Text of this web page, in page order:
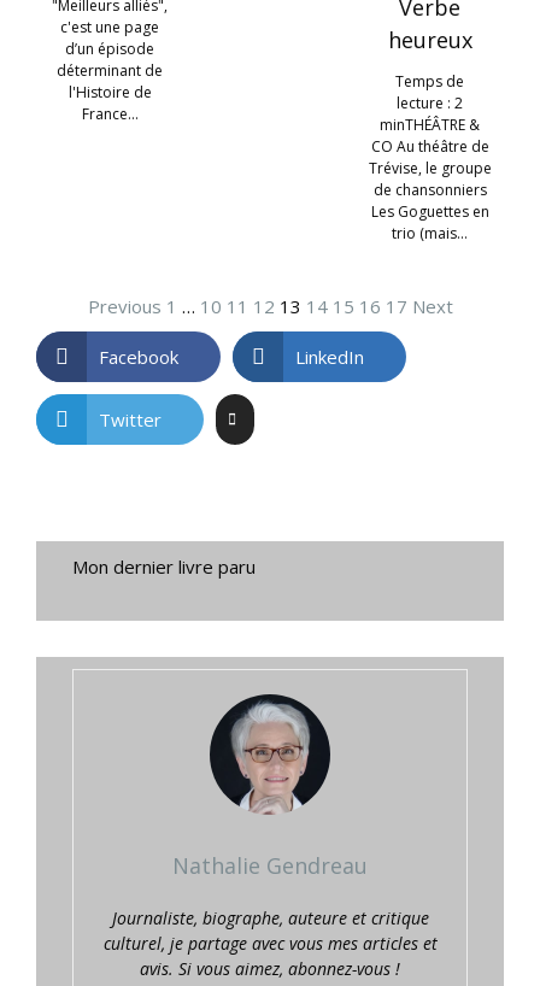
"Meilleurs alliés",
c'est une page
d’un épisode
déterminant de
l'Histoire de
France…
Verbe
heureux
Temps de
lecture : 2
minTHÉÂTRE &
CO Au théâtre de
Trévise, le groupe
de chansonniers
Les Goguettes en
trio (mais…
Previous 1 … 10 11 12 13 14 15 16 17 Next
Facebook LinkedIn
Twitter
Mon dernier livre paru
Nathalie Gendreau
Journaliste, biographe, auteure et critique
culturel, je partage avec vous mes articles et
avis. Si vous aimez, abonnez-vous !